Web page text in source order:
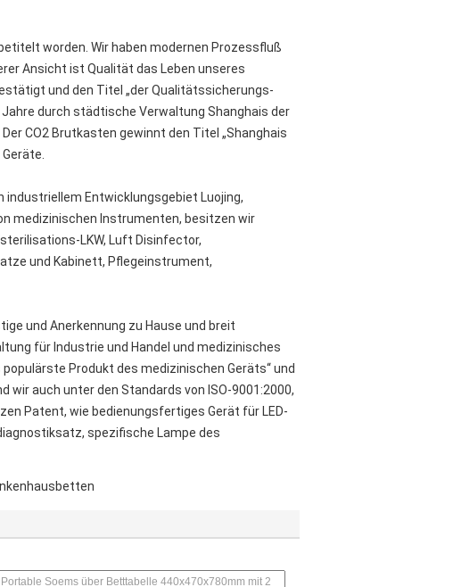
worden. Wir haben modernen Prozessfluß
Ansicht ist Qualität das Leben unseres
und den Titel „der Qualitätssicherungs-
durch städtische Verwaltung Shanghais der
CO2 Brutkasten gewinnt den Titel „Shanghais
industriellem Entwicklungsgebiet Luojing,
medizinischen Instrumenten, besitzen wir
LKW, Luft Disinfector,
und Kabinett, Pflegeinstrument,
und Anerkennung zu Hause und breit
für Industrie und Handel und medizinisches
Produkt des medizinischen Geräts“ und
auch unter den Standards von ISO-9001:2000,
Patent, wie bedienungsfertiges Gerät für LED-
spezifische Lampe des